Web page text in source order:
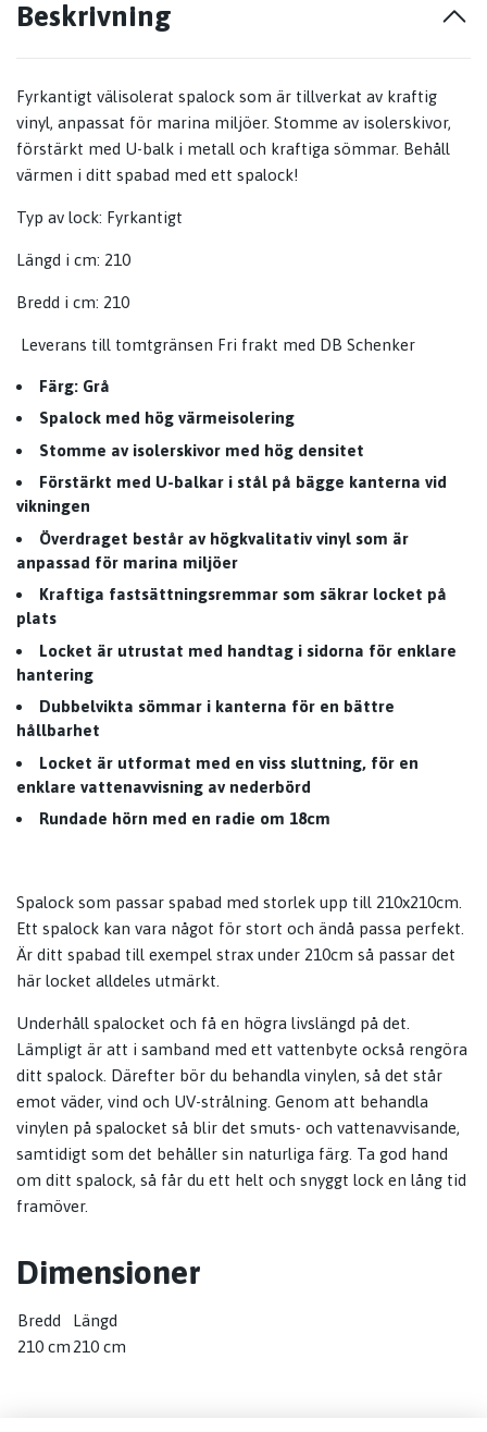
Beskrivning
Fyrkantigt välisolerat spalock som är tillverkat av kraftig
vinyl, anpassat för marina miljöer. Stomme av isolerskivor,
förstärkt med U-balk i metall och kraftiga sömmar. Behåll
värmen i ditt spabad med ett spalock!
Typ av lock: Fyrkantigt
Längd i cm: 210
Bredd i cm: 210
Leverans till tomtgränsen Fri frakt med DB Schenker
Färg: Grå
Spalock med hög värmeisolering
Stomme av isolerskivor med hög densitet
Förstärkt med U-balkar i stål på bägge kanterna vid
vikningen
Överdraget består av högkvalitativ vinyl som är
anpassad för marina miljöer
Kraftiga fastsättningsremmar som säkrar locket på
plats
Locket är utrustat med handtag i sidorna för enklare
hantering
Dubbelvikta sömmar i kanterna för en bättre
hållbarhet
Locket är utformat med en viss sluttning, för en
enklare vattenavvisning av nederbörd
Rundade hörn med en radie om 18cm
Spalock som passar spabad med storlek upp till 210x210cm.
Ett spalock kan vara något för stort och ändå passa perfekt.
Är ditt spabad till exempel strax under 210cm så passar det
här locket alldeles utmärkt.
Underhåll spalocket och få en högra livslängd på det.
Lämpligt är att i samband med ett vattenbyte också rengöra
ditt spalock. Därefter bör du behandla vinylen, så det står
emot väder, vind och UV-strålning. Genom att behandla
vinylen på spalocket så blir det smuts- och vattenavvisande,
samtidigt som det behåller sin naturliga färg. Ta god hand
om ditt spalock, så får du ett helt och snyggt lock en lång tid
framöver.
Dimensioner
Bredd
Längd
210 cm 210 cm